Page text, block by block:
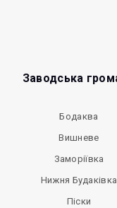
Заводська
Бодаква
Вишневе
Заморіївка
Нижня Будаківка
Піски